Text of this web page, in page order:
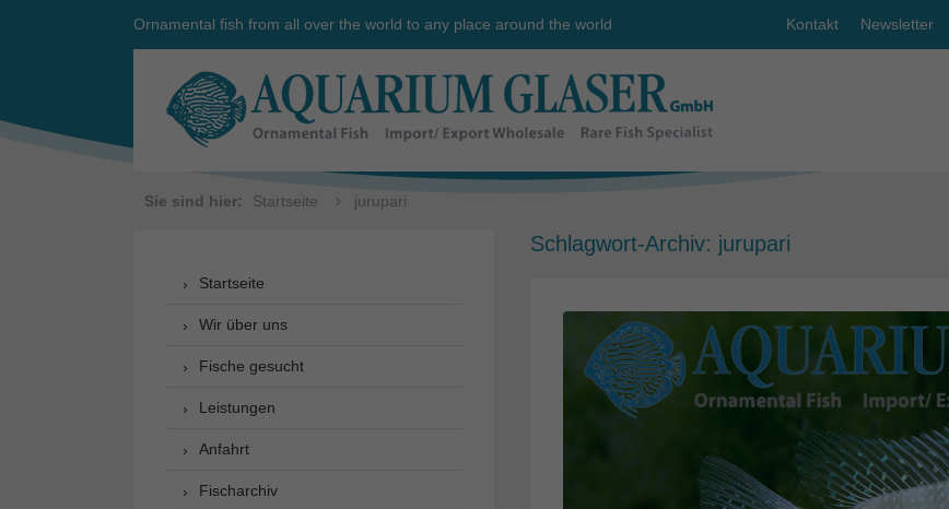
Ornamental fish from all over the world to any place around the world Kontakt Newsletter
Sie sind hier: Startseite jurupari
Schlagwort-Archiv: jurupari
Startseite
Wir über uns
Fische gesucht
Leistungen
Anfahrt
Fischarchiv